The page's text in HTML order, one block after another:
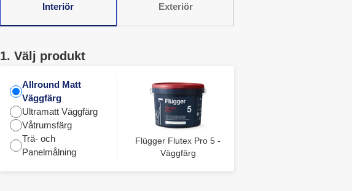
Interiör Exteriör
1. Välj produkt
Allround Matt
Väggfärg
Ultramatt Väggfärg
Våtrumsfärg
Trä- och
Panelmålning
Flügger Flutex Pro 5 -
Väggfärg